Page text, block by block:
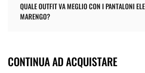
QUALE OUTFIT VA MEGLIO CON I PANTALONI
MARENGO?
CONTINUA AD ACQUISTARE